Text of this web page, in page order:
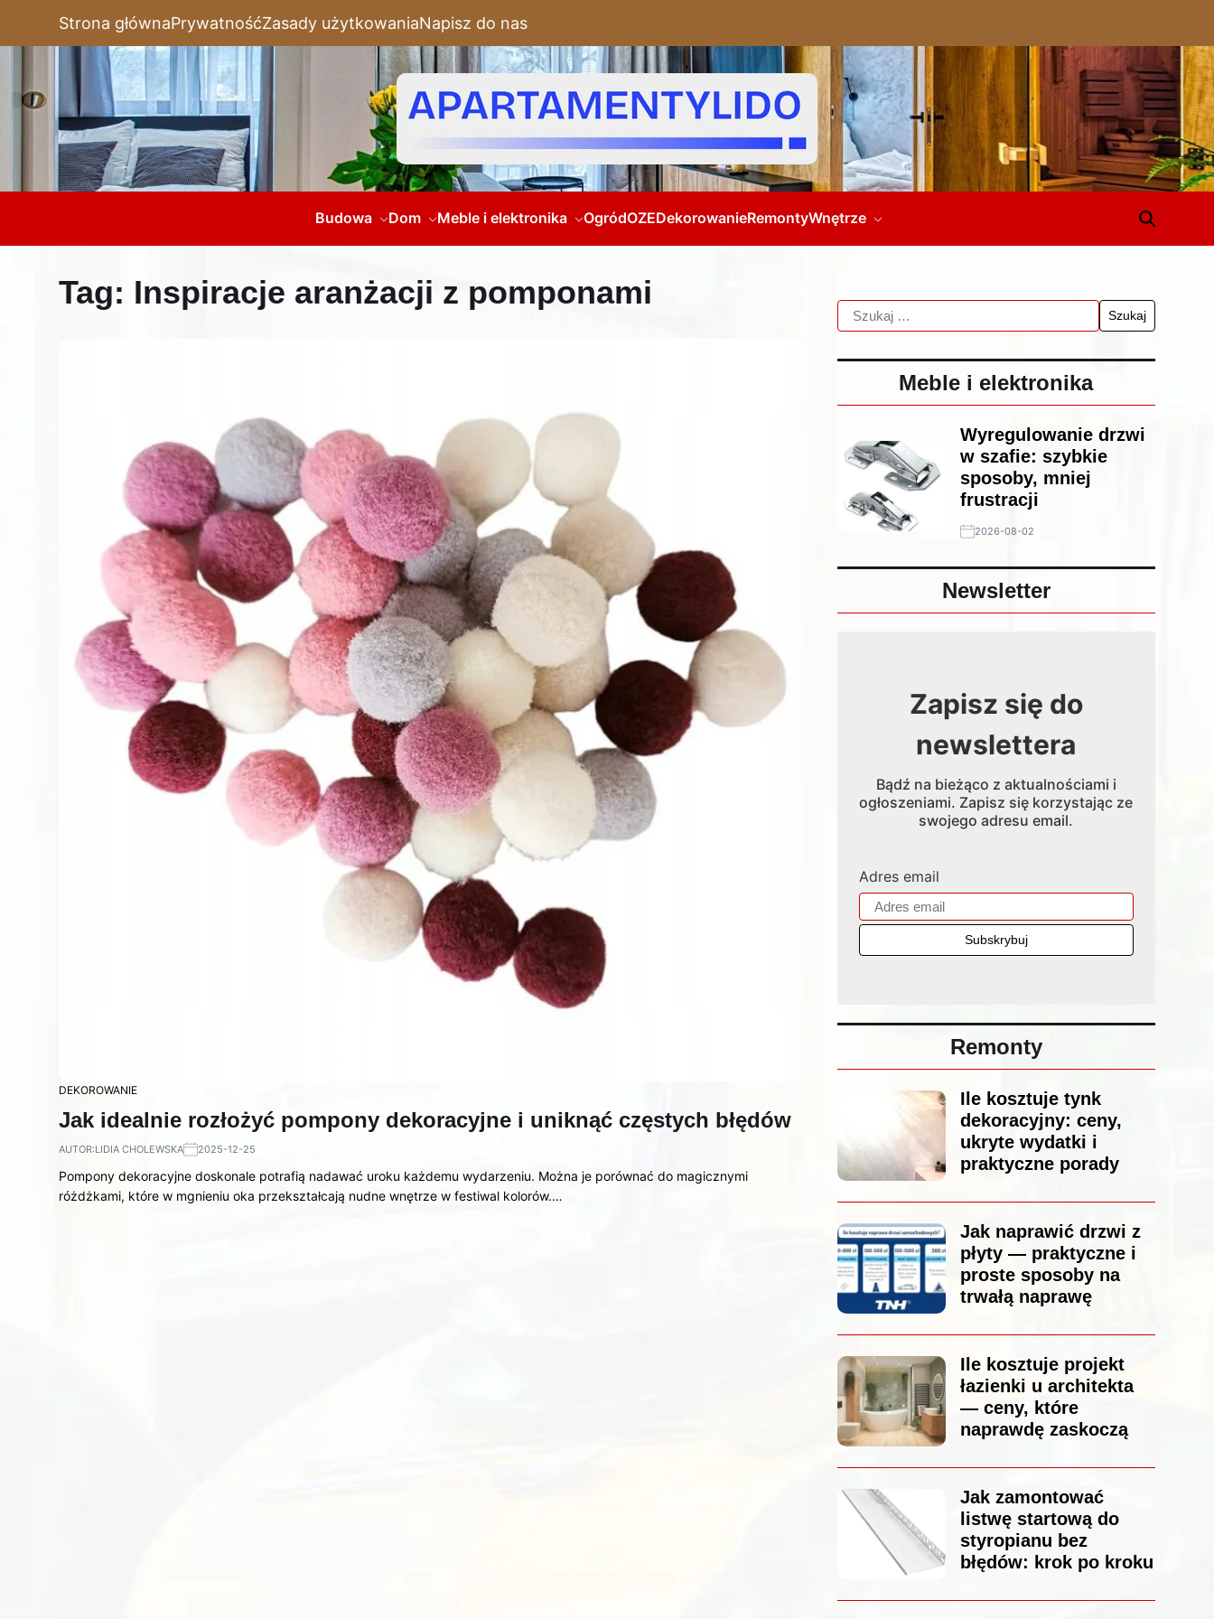
Strona głównaPrywatnośćZasady użytkowaniaNapisz do nas
Budowa Dom Meble i elektronika OgródOZEDekorowanieRemontyWnętrze
Tag: Inspiracje aranżacji z pomponami
DEKOROWANIE
Jak idealnie rozłożyć pompony dekoracyjne i uniknąć częstych błędów
AUTOR:LIDIA CHOLEWSKA 2025-12-25
Pompony dekoracyjne doskonale potrafią nadawać uroku każdemu wydarzeniu. Można je porównać do magicznymi
różdżkami, które w mgnieniu oka przekształcają nudne wnętrze w festiwal kolorów.…
Meble i elektronika
Wyregulowanie drzwi
w szafie: szybkie
sposoby, mniej
frustracji
2026-08-02
Newsletter
Zapisz się do
newslettera
Bądź na bieżąco z aktualnościami i
ogłoszeniami. Zapisz się korzystając ze
swojego adresu email.
Adres email
Remonty
Ile kosztuje tynk
dekoracyjny: ceny,
ukryte wydatki i
praktyczne porady
Jak naprawić drzwi z
płyty — praktyczne i
proste sposoby na
trwałą naprawę
Ile kosztuje projekt
łazienki u architekta
— ceny, które
naprawdę zaskoczą
Jak zamontować
listwę startową do
styropianu bez
błędów: krok po kroku